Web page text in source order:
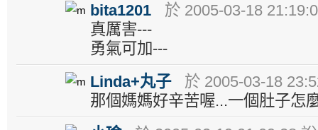
bita1201
於 2005-03-18
真厲害---
勇氣可加---
Linda+丸子
於 2005-03-18
那個媽媽好辛苦喔...一個肚子怎